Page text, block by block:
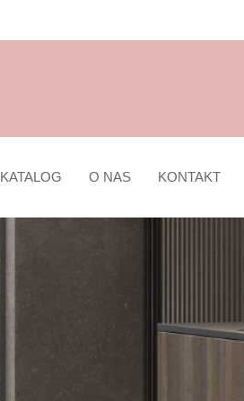
KATALOG O NAS KONTAKT